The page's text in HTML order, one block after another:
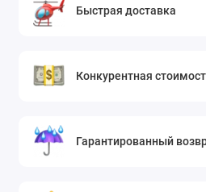
Быстрая доставка
Конкурентная
Гарантированный